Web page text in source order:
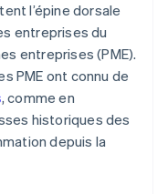
l’épine dorsale
entreprises du
entreprises (PME).
PME ont connu de
, comme en
historiques des
depuis la